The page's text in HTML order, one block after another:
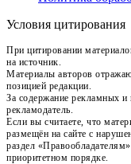
Условия цитирования
При цитировании
на источник.
Материалы авторов
позицией редакции.
За содержание рекламных и
рекламодатель.
Если вы считаете, что
размещён на сайте с
раздел
приоритетном порядке.